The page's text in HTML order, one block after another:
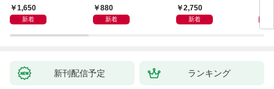
中。」
1,650
新着
「あなたに触れたい」
featuring 三島ゆう
880
新着
2,750
新着
ｉｒ
新刊配信予定 ランキング